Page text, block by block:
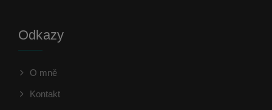
Odkazy
O mně
Kontakt